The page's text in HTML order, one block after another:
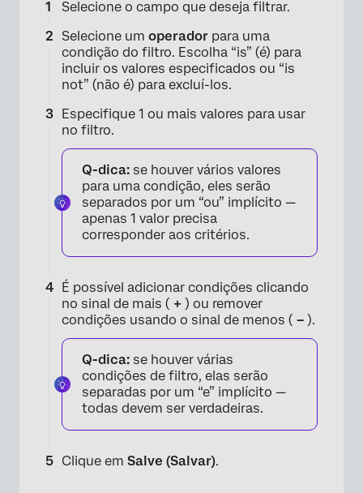
Selecione o campo que deseja filtrar.
Selecione um operador para uma
condição do filtro. Escolha “is” (é) para
incluir os valores especificados ou “is
not” (não é) para excluí-los.
Especifique 1 ou mais valores para usar
no filtro.
Q-dica: se houver vários valores
para uma condição, eles serão
separados por um “ou” implícito —
apenas 1 valor precisa
corresponder aos critérios.
É possível adicionar condições clicando
no sinal de mais ( + ) ou remover
condições usando o sinal de menos ( – ).
Q-dica: se houver várias
condições de filtro, elas serão
separadas por um “e” implícito —
todas devem ser verdadeiras.
Clique em Salve (Salvar).